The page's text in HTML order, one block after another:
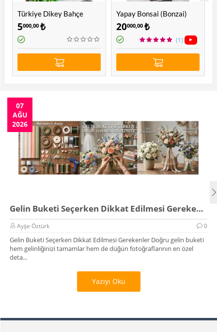
Türkiye Dikey Bahçe
5000,00 ₺
Yapay Bonsai (Bonzai)
Ağacı 1.60 Mt
20000,00 ₺
(1)
07
AĞU
2026
Gelin Buketi Seçerken Dikkat Edilmesi Gerekenler
Ayşe Öztürk 0
Gelin Buketi Seçerken Dikkat Edilmesi Gerekenler Doğru gelin buketi
hem gelinliğinizi tamamlar hem de düğün fotoğraflarının en özel
deta...
Yazıyı Oku